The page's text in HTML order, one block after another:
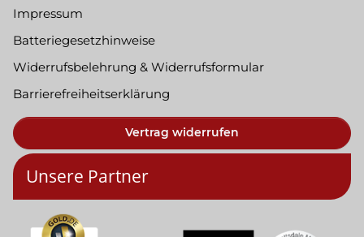
Impressum
Batteriegesetzhinweise
Widerrufsbelehrung & Widerrufsformular
Barrierefreiheitserklärung
Vertrag widerrufen
Unsere Partner